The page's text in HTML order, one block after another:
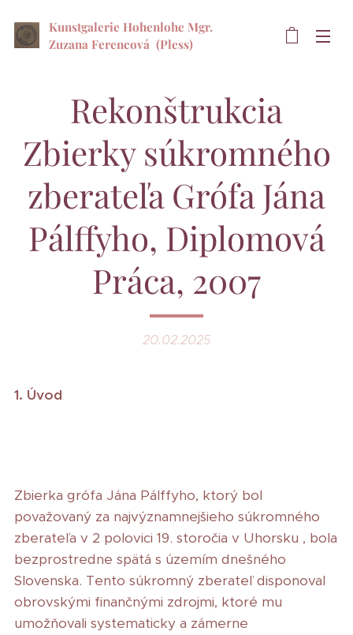
Kunstgalerie Hohenlohe Mgr.
Zuzana Ferencová (Pless)
Rekonštrukcia
Zbierky súkromného
zberateľa Grófa Jána
Pálffyho, Diplomová
Práca, 2007
20.02.2025
1. Úvod
Zbierka grófa Jána Pálffyho, ktorý bol
považovaný za najvýznamnejšieho súkromného
zberateľa v 2 polovici 19. storočia v Uhorsku , bola
bezprostredne spätá s územím dnešného
Slovenska. Tento súkromný zberateľ disponoval
obrovskými finančnými zdrojmi, ktoré mu
umožňovali systematicky a zámerne